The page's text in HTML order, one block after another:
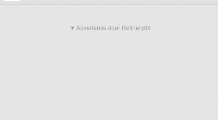
▼ Advertentie door Refinery89